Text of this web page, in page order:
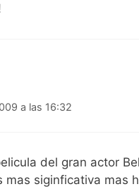
a las 16:32
del gran actor
mas siginficativa mas